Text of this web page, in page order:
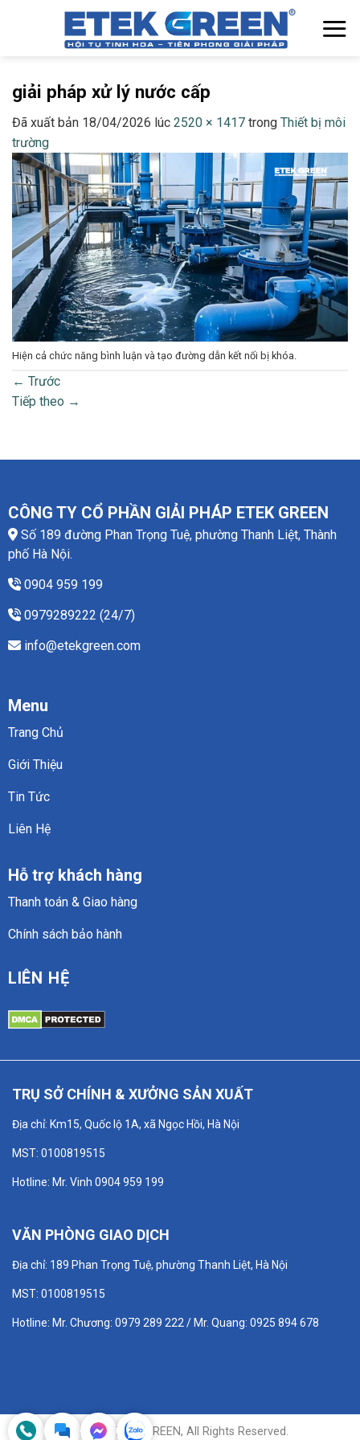
giải pháp xử lý nước cấp
Đã xuất bản 18/04/2026 lúc 2520 × 1417 trong Thiết bị môi
trường
Hiện cả chức năng bình luận và tạo đường dẫn kết nối bị khóa.
← Trước
Tiếp theo →
CÔNG TY CỔ PHẦN GIẢI PHÁP ETEK GREEN
Số 189 đường Phan Trọng Tuệ, phường Thanh Liệt, Thành
phố Hà Nội.
0904 959 199
0979289222 (24/7)
info@etekgreen.com
Menu
Trang Chủ
Giới Thiệu
Tin Tức
Liên Hệ
Hỗ trợ khách hàng
Thanh toán & Giao hàng
Chính sách bảo hành
LIÊN HỆ
TRỤ SỞ CHÍNH & XƯỞNG SẢN XUẤT
Địa chỉ: Km15, Quốc lộ 1A, xã Ngọc Hồi, Hà Nội
MST: 0100819515
Hotline: Mr. Vinh 0904 959 199
VĂN PHÒNG GIAO DỊCH
Địa chỉ: 189 Phan Trọng Tuệ, phường Thanh Liệt, Hà Nội
MST: 0100819515
Hotline: Mr. Chương: 0979 289 222 / Mr. Quang: 0925 894 678
© 2025 ETEK GREEN, All Rights Reserved.